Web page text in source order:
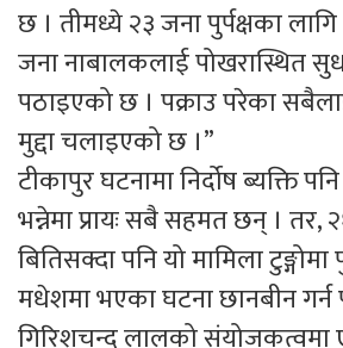
छ । तीमध्ये २३ जना पुर्पक्षका
जना नाबालकलाई पोखरास्थित
पठाइएको छ । पक्राउ परेका
मुद्दा चलाइएको छ ।”
टीकापुर घटनामा निर्दोष ब्यक्ति
भन्नेमा प्रायः सबै सहमत छन् । तर,
बितिसक्दा पनि यो मामिला
मधेशमा भएका घटना छानबीन गर्न